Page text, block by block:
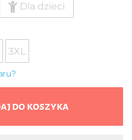
Dla dzieci
3XL
do koszyka